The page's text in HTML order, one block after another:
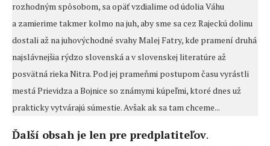
rozhodným spôsobom, sa opäť vzdialime od údolia Váhu
a zamierime takmer kolmo na juh, aby sme sa cez Rajeckú dolinu
dostali až na juhovýchodné svahy Malej Fatry, kde pramení druhá
najslávnejšia rýdzo slovenská a v slovenskej literatúre až
posvätná rieka Nitra. Pod jej prameňmi postupom času vyrástli
mestá Prievidza a Bojnice so známymi kúpeľmi, ktoré dnes už
prakticky vytvárajú súmestie. Avšak ak sa tam chceme...
Ďalší obsah je len pre predplatiteľov.